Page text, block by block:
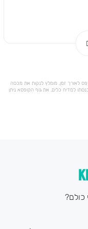
לאורך זמן, מומלץ לנקות את מכסה
למדיח כלים. את גוף הקופסא ניתן
כולם?